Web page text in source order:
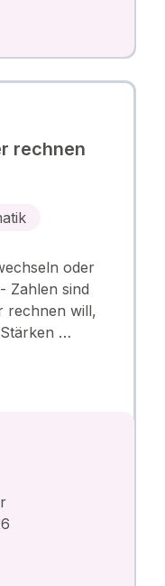
rechnen
oder
Zahlen sind
rechnen will,
…